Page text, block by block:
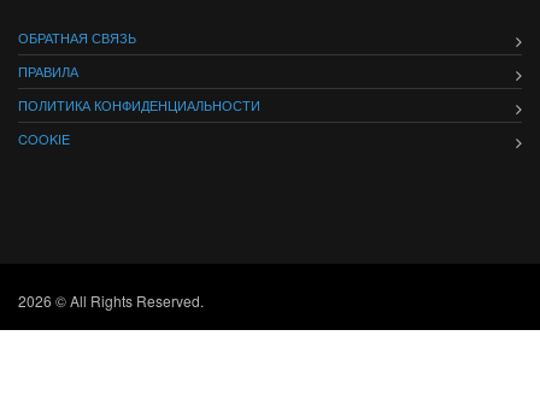
ОБРАТНАЯ СВЯЗЬ
ПРАВИЛА
ПОЛИТИКА КОНФИДЕНЦИАЛЬНОСТИ
COOKIE
2026 © All Rights Reserved.